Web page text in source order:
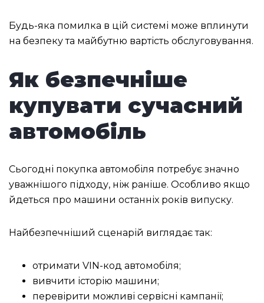
Будь-яка помилка в цій системі може вплинути
на безпеку та майбутню вартість обслуговування.
Як безпечніше
купувати сучасний
автомобіль
Сьогодні покупка автомобіля потребує значно
уважнішого підходу, ніж раніше. Особливо якщо
йдеться про машини останніх років випуску.
Найбезпечніший сценарій виглядає так:
отримати VIN-код автомобіля;
вивчити історію машини;
перевірити можливі сервісні кампанії;